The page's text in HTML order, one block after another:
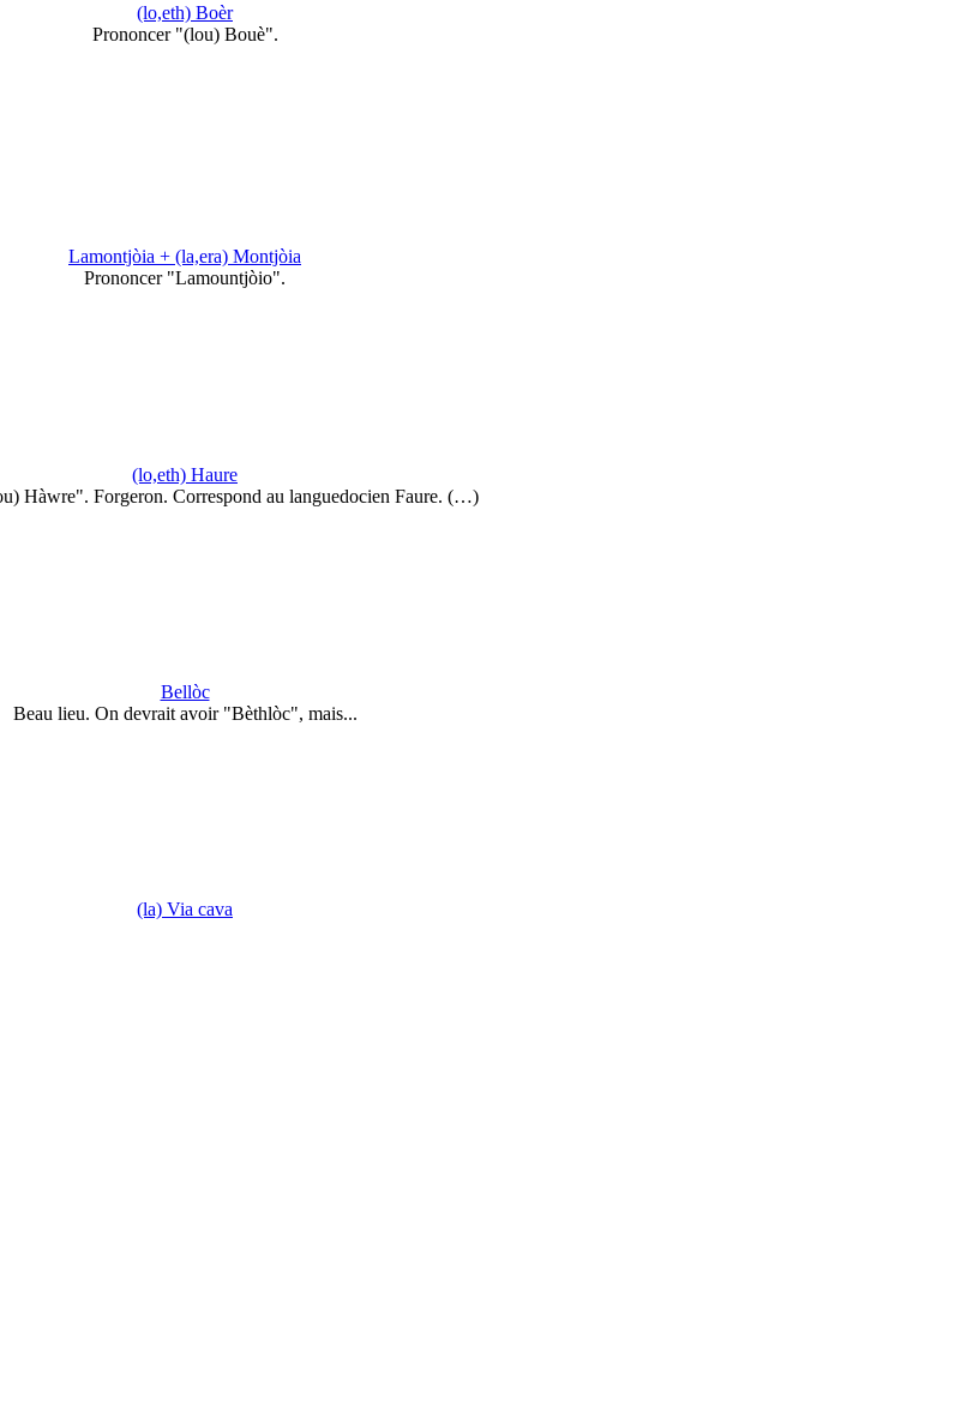
(lo,eth) Boèr
Prononcer "(lou) Bouè".
Lamontjòia + (la,era) Montjòia
Prononcer "Lamountjòio".
(lo,eth) Haure
Hàwre". Forgeron. Correspond au languedocien Faure. (…)
Bellòc
Beau lieu. On devrait avoir "Bèthlòc", mais...
(la) Via cava